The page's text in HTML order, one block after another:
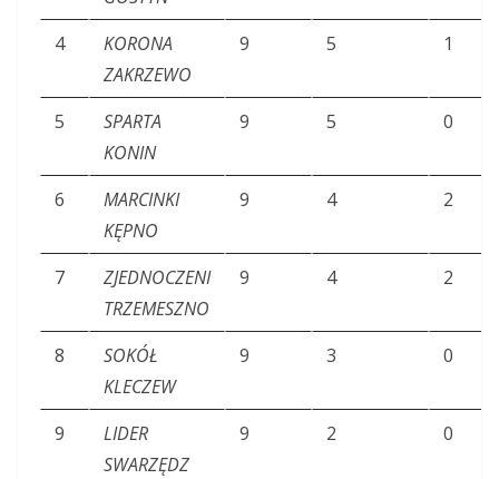
4
KORONA
ZAKRZEWO
9 5 1
5
SPARTA
KONIN
9 5 0
6
MARCINKI
KĘPNO
9 4 2
7
ZJEDNOCZENI
TRZEMESZNO
9 4 2
8
SOKÓŁ
KLECZEW
9 3 0
9
LIDER
SWARZĘDZ
9 2 0